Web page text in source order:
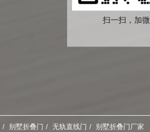
扫一扫，加
别墅折叠门 无轨直线门 别墅折叠门厂家